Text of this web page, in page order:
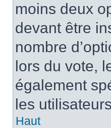
moins deux
devant être
nombre
lors du vote,
également
les
Haut